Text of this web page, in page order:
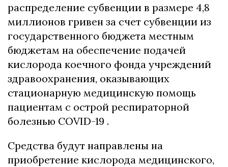
распределение субвенции в размере 4,8
миллионов гривен за счет субвенции из
государственного бюджета местным
бюджетам на обеспечение подачей
кислорода коечного фонда учреждений
здравоохранения, оказывающих
стационарную медицинскую помощь
пациентам с острой респираторной
болезнью COVID-19 .
Средства будут направлены на
приобретение кислорода медицинского,